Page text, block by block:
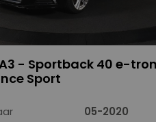
- Sportback 40 e-tron
Sport
05-2020